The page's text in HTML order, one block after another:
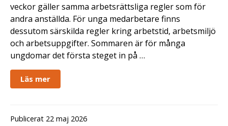
veckor gäller samma arbetsrättsliga regler som för
andra anställda. För unga medarbetare finns
dessutom särskilda regler kring arbetstid, arbetsmiljö
och arbetsuppgifter. Sommaren är för många
ungdomar det första steget in på …
Läs mer
Publicerat 22 maj 2026